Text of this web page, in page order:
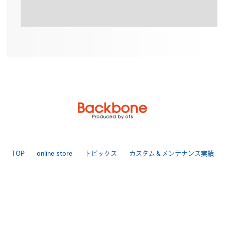
TOP online store トピックス カスタム＆メンテナンス実績